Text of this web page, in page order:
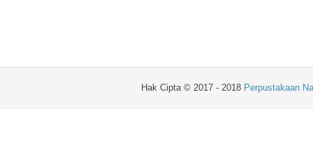
Hak Cipta © 2017 - 2018 Perpustakaan